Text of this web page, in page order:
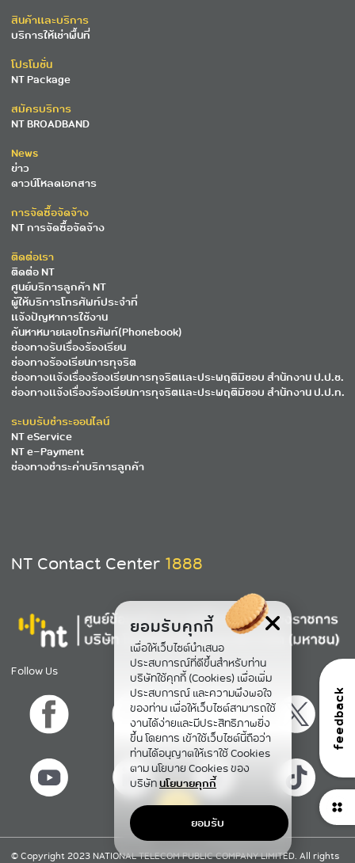
feedback
ยอมรับคุกกี้
เพื่อให้เว็บไซต์นำเสนอ
ประสบการณ์ที่ดีขึ้นสำหรับท่าน
บริษัทใช้คุกกี้ (Cookies) เพื่อเพิ่ม
ประสบการณ์ และความพึงพอใจ
ของท่าน เพื่อให้เว็บไซต์สามารถใช้
งานได้ง่ายและมีประสิทธิภาพยิ่ง
ขึ้น โดยการ เข้าใช้เว็บไซต์นี้ถือว่า
ท่านได้อนุญาตให้เราใช้ Cookies
ตาม นโยบาย Cookies ของ
บริษัทนโยบายคุกกี้
ยอมรับ
สินค้าและบริการ
บริการให้เช่าพื้นที่
โปรโมชั่น
NT Package
สมัครบริการ
NT BROADBAND
News
ข่าว
ดาวน์โหลดเอกสาร
การจัดซื้อจัดจ้าง
NT การจัดซื้อจัดจ้าง
ติดต่อเรา
ติดต่อ NT
ศูนย์บริการลูกค้า NT
ผู้ให้บริการโทรศัพท์ประจำที่
แจ้งปัญหาการใช้งาน
ค้นหาหมายเลขโทรศัพท์(Phonebook)
ช่องทางรับเรื่องร้องเรียน
ช่องทางร้องเรียนการทุจริต
ช่องทางแจ้งเรื่องร้องเรียนการทุจริตและประพฤติมิชอบ สำนักงาน ป.ป.ช.
ช่องทางแจ้งเรื่องร้องเรียนการทุจริตและประพฤติมิชอบ สำนักงาน ป.ป.ท.
ระบบรับชำระออนไลน์
NT eService
NT e-Payment
ช่องทางชำระค่าบริการลูกค้า
NT Contact Center 1888
Follow Us
© Copyright 2023 NATIONAL TELECOM PUBLIC COMPANY LIMITED. All rights
กลับขึ้นข้างบน